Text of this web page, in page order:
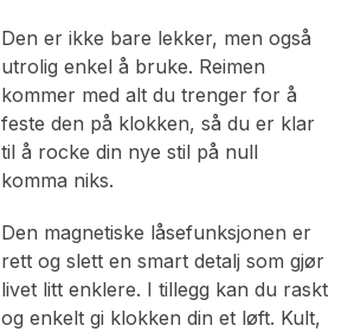
Den er ikke bare lekker, men også
utrolig enkel å bruke. Reimen
kommer med alt du trenger for å
feste den på klokken, så du er klar
til å rocke din nye stil på null
komma niks.
Den magnetiske låsefunksjonen er
rett og slett en smart detalj som gjør
livet litt enklere. I tillegg kan du raskt
og enkelt gi klokken din et løft. Kult,